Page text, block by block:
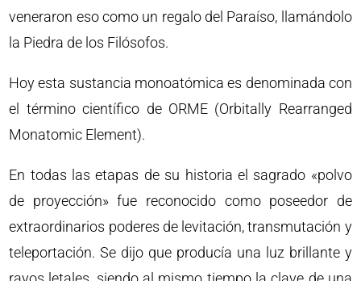
veneraron eso como un regalo del Paraíso, llamándolo
la Piedra de los Filósofos.
Hoy esta sustancia monoatómica es denominada con
el término científico de ORME (Orbitally Rearranged
Monatomic Element).
En todas las etapas de su historia el sagrado «polvo
de proyección» fue reconocido como poseedor de
extraordinarios poderes de levitación, transmutación y
teleportación. Se dijo que producía una luz brillante y